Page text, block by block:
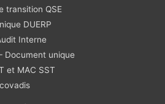
transition QSE
DUERP
Interne
Document unique
et MAC SST